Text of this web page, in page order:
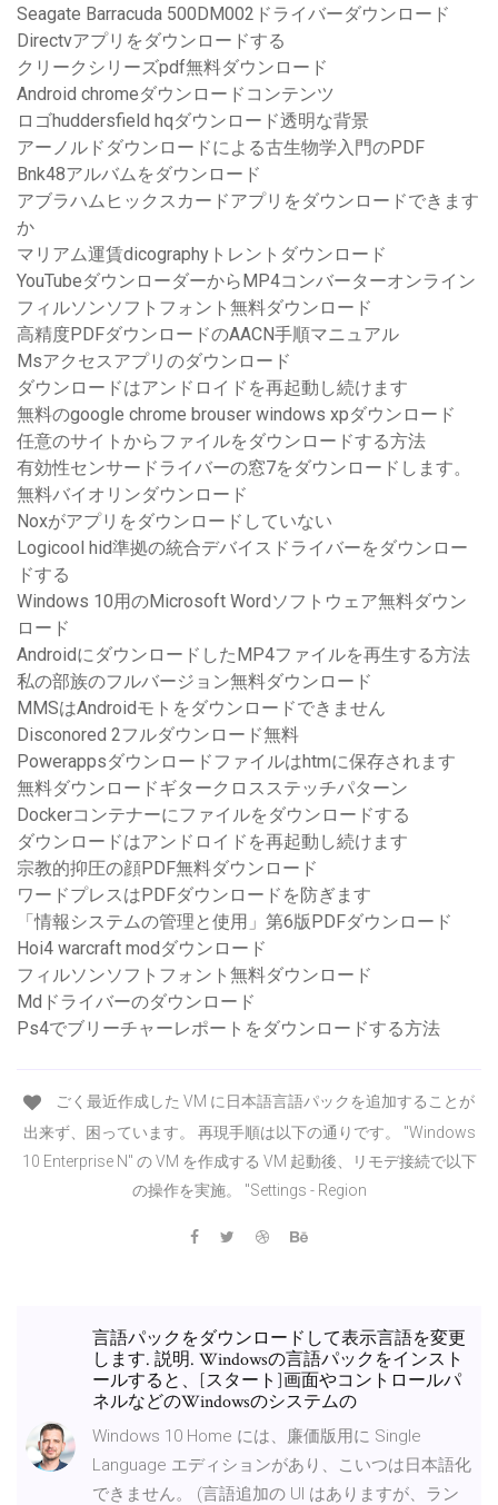
Seagate Barracuda 500DM002ドライバーダウンロード
Directvアプリをダウンロードする
クリークシリーズpdf無料ダウンロード
Android chromeダウンロードコンテンツ
ロゴhuddersfield hqダウンロード透明な背景
アーノルドダウンロードによる古生物学入門のPDF
Bnk48アルバムをダウンロード
アブラハムヒックスカードアプリをダウンロードできます
か
マリアム運賃dicographyトレントダウンロード
YouTubeダウンローダーからMP4コンバーターオンライン
フィルソンソフトフォント無料ダウンロード
高精度PDFダウンロードのAACN手順マニュアル
Msアクセスアプリのダウンロード
ダウンロードはアンドロイドを再起動し続けます
無料のgoogle chrome brouser windows xpダウンロード
任意のサイトからファイルをダウンロードする方法
有効性センサードライバーの窓7をダウンロードします。
無料バイオリンダウンロード
Noxがアプリをダウンロードしていない
Logicool hid準拠の統合デバイスドライバーをダウンロー
ドする
Windows 10用のMicrosoft Wordソフトウェア無料ダウン
ロード
AndroidにダウンロードしたMP4ファイルを再生する方法
私の部族のフルバージョン無料ダウンロード
MMSはAndroidモトをダウンロードできません
Disconored 2フルダウンロード無料
Powerappsダウンロードファイルはhtmに保存されます
無料ダウンロードギタークロスステッチパターン
Dockerコンテナーにファイルをダウンロードする
ダウンロードはアンドロイドを再起動し続けます
宗教的抑圧の顔PDF無料ダウンロード
ワードプレスはPDFダウンロードを防ぎます
「情報システムの管理と使用」第6版PDFダウンロード
Hoi4 warcraft modダウンロード
フィルソンソフトフォント無料ダウンロード
Mdドライバーのダウンロード
Ps4でブリーチャーレポートをダウンロードする方法
ごく最近作成した VM に日本語言語パックを追加することが
出来ず、困っています。 再現手順は以下の通りです。 "Windows
10 Enterprise N" の VM を作成する VM 起動後、リモデ接続で以下
の操作を実施。 "Settings - Region
言語パックをダウンロードして表示言語を変更
します. 説明. Windowsの言語パックをインスト
ールすると、[スタート]画面やコントロールパ
ネルなどのWindowsのシステムの
Windows 10 Home には、廉価版用に Single
Language エディションがあり、こいつは日本語化
できません。 (言語追加の UI はありますが、ラン